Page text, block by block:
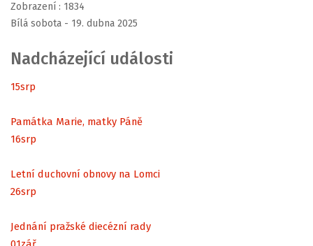
Zobrazení : 1834
Bílá sobota - 19. dubna 2025
Nadcházející události
15srp
Památka Marie, matky Páně
16srp
Letní duchovní obnovy na Lomci
26srp
Jednání pražské diecézní rady